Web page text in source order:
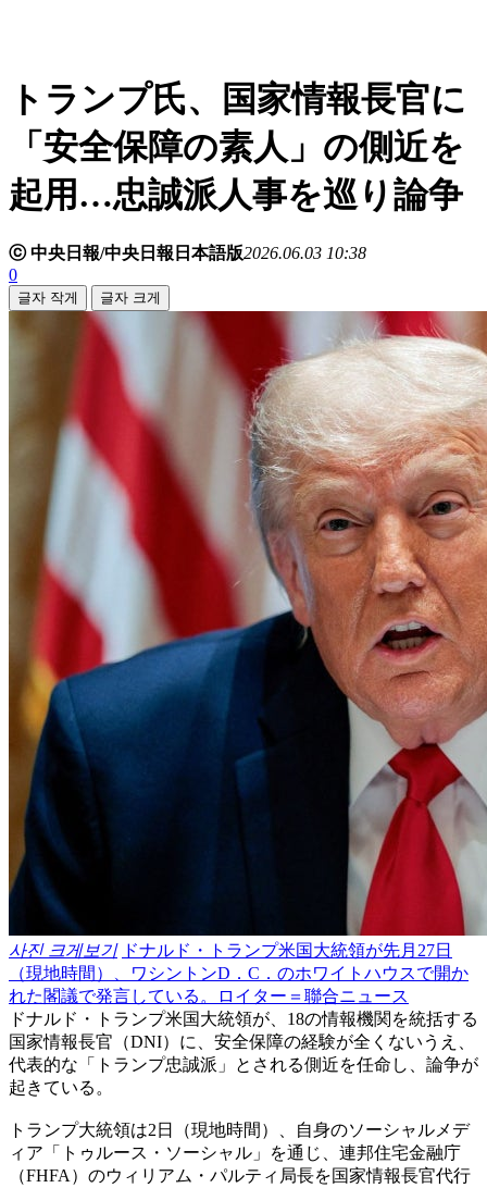
トランプ氏、国家情報長官に
「安全保障の素人」の側近を
起用…忠誠派人事を巡り論争
ⓒ 中央日報/中央日報日本語版2026.06.03 10:38
0
글자 작게 글자 크게
사진 크게보기 ドナルド・トランプ米国大統領が先月27日
（現地時間）、ワシントンD．C．のホワイトハウスで開か
れた閣議で発言している。ロイター＝聯合ニュース
ドナルド・トランプ米国大統領が、18の情報機関を統括する
国家情報長官（DNI）に、安全保障の経験が全くないうえ、
代表的な「トランプ忠誠派」とされる側近を任命し、論争が
起きている。
トランプ大統領は2日（現地時間）、自身のソーシャルメデ
ィア「トゥルース・ソーシャル」を通じ、連邦住宅金融庁
（FHFA）のウィリアム・パルティ局長を国家情報長官代行